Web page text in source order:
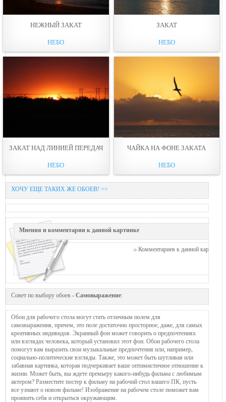
НЕЖНЫЙ ЗАКАТ
НЕБО
ЗАКАТ
НЕБО
ЗАКАТ НАД ЛИНИЕЙ ПЕРЕДАЧ
НЕБО
ЧАЙКА НА ФОНЕ ЗАКАТА
НЕБО
ХОЧУ ЕЩЕ ТАКИХ ЖЕ ОБОЕВ! >>
Мнения и комментарии к данной картинке
Комментариев к данной картинке
Совет по выбору обоев - Самовыражение:
Обои для рабочего стола могут стать отличным полем для
самовыражения, причем, это поле достаточно просторное, даже, для самых
креативных индивидов. Экранный фон может говорить о предпочтениях
или взглядах человека, который установил этот фон. Обои рабочего стола
помогут вам выразить свои музыкальные предпочтения или, например,
социально-политические взгляды. Также, это может быть шутливая или
забавная картинка, которая подчеркивает ваше оптимистичное отношение к
жизни. Может быть, вы ждете премьеру какого-нибудь фильма с любимым
актером? Разместите постер к фильму на рабочий стол вашего ПК, пусть
все узнают о новом фильме! Изображение на рабочем столе поможет вам
проявить себя и открыться окружающим.